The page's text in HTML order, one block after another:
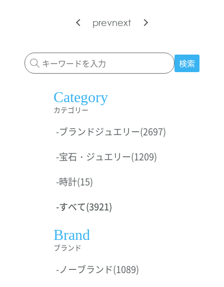
prevnext
検索
Category
カテゴリー
-ブランドジュエリー(2697)
-宝石・ジュエリー(1209)
-時計(15)
-すべて(3921)
Brand
ブランド
-ノーブランド(1089)